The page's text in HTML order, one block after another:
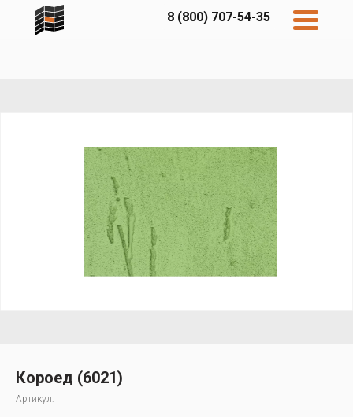
8 (800) 707-54-35
Бетэко
Фибратек
Бесплатный
расчет
Контакты
Дисконт
Fibraplank
Короед (6021)
Артикул: